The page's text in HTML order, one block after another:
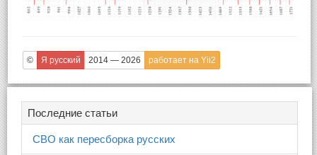
© Я русский 2014 — 2026 работает на Yii2
Последние статьи
СВО как пересборка русских